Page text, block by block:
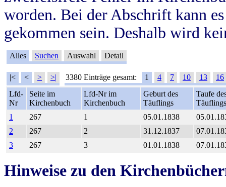
worden. Bei der Abschrift kann
gekommen sein. Deshalb wird
Alles Suchen Auswahl Detail
|< < > >| 3380 Einträge gesamt: 1 4 7 10 13
16
Lfd-
Nr
Seite im
Kirchenbuch
Lfd-Nr im
Kirchenbuch
Geburt des
Täuflings
Taufe
Täuflings
1
267 1 05.01.1838
2
267 2 31.12.1837
3
267 3 01.01.1838
Hinweise zu den